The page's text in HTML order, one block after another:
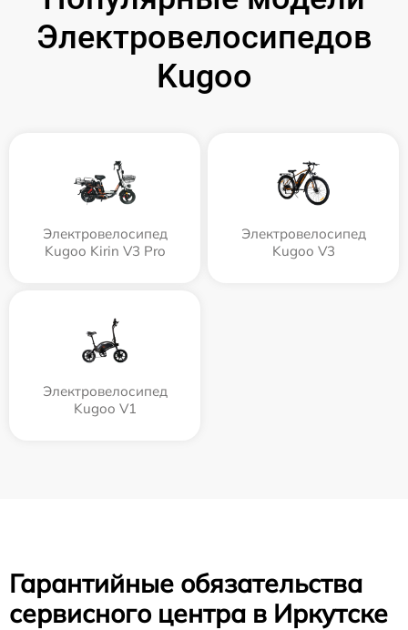
Электровелосипедов
Kugoo
Электровелосипед
Kugoo Kirin V3 Pro
Электровелосипед
Kugoo V3
Электровелосипед
Kugoo V1
Гарантийные обязательства
сервисного центра в Иркутске